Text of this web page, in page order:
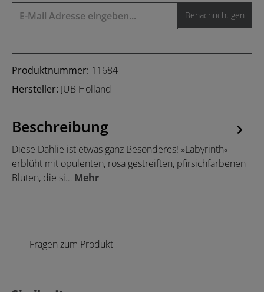
Benachrichtigen
Produktnummer: 11684
Hersteller: JUB Holland
Beschreibung
Diese Dahlie ist etwas ganz Besonderes! »Labyrinth«
erblüht mit opulenten, rosa gestreiften, pfirsichfarbenen
Blüten, die si… Mehr
Fragen zum Produkt